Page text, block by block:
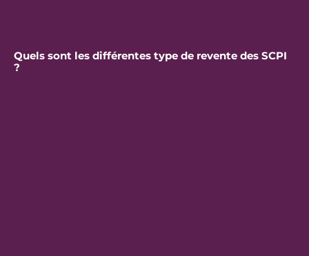
Quels sont les différentes type de revente des SCPI
?